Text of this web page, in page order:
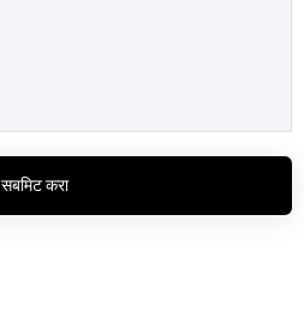
सबमिट करा